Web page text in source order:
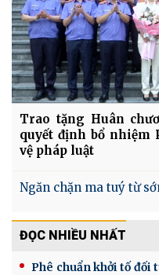
Trao tặng Huân
quyết định bổ nhiệm
vệ pháp luật
Ngăn chặn ma tuý từ
ĐỌC NHIỀU NHẤT
Phê chuẩn khởi tố